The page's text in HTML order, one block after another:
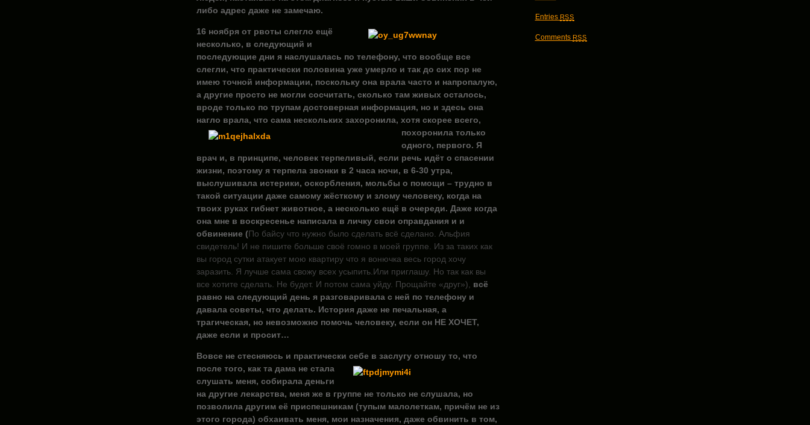
либо адрес даже не замечаю.
16 ноября от рвоты слегло ещё
несколько, в следующий и
последующие дни я наслушалась по телефону, что вообще все
слегли, что практически половина уже умерло и так до сих пор не
имею точной информации, поскольку она врала часто и напропалую,
а другие просто не могли сосчитать, сколько там живых осталось,
вроде только по трупам достоверная информация, но и здесь она
нагло врала, что сама нескольких захоронила, хотя скорее всего,
похоронила только
одного, первого. Я
врач и, в принципе, человек терпеливый, если речь идёт о спасении
жизни, поэтому я терпела звонки в 2 часа ночи, в 6-30 утра,
выслушивала истерики, оскорбления, мольбы о помощи – трудно в
такой ситуации даже самому жёсткому и злому человеку, когда на
твоих руках гибнет животное, а несколько ещё в очереди. Даже когда
она мне в воскресенье написала в личку свои оправдания и и
обвинение (По байсу что нужно было сделать всё сделано. Альфия
свидетель! И не пишите больше своё гомно в моей группе. Из за таких как
вы город сутки атакует мою квартиру что я вонючка весь город хочу
заразить. Я лучше сама свожу всех усыпить.Или приглашу. Но так как вы
все хотите сделать. Не будет. И потом сама уйду. Прощайте «друг»), всё
равно на следующий день я разговаривала с ней по телефону и
давала советы, что делать. История даже не печальная, а
трагическая, но невозможно помочь человеку, если он НЕ ХОЧЕТ,
даже если и просит…
Вовсе не стесняюсь и практически себе в заслугу отношу то, что
после того, как та дама не стала
слушать меня, собирала деньги
на другие лекарства, меня же в группе не только не слушала, но
позволила другим её приспешникам (тупым малолеткам, причём не из
этого города) обхаивать меня, мои назначения, даже обвинить в том,
Entries RSS
Comments RSS